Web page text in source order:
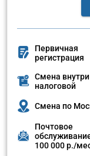
Первичная
регистрация
Смена внутри
налоговой
Смена по
Почтовое
100 000 р./